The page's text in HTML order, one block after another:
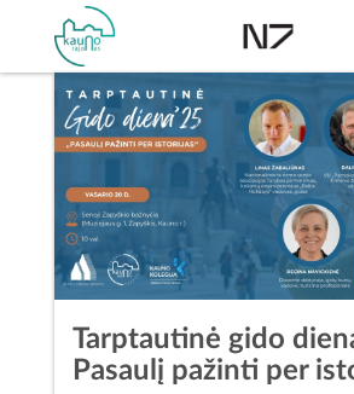
Tarptautinė gido
Pasaulį pažinti per